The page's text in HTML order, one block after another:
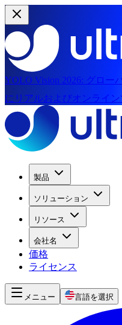
YOLO Vision 2026: グロー
にリアルおよびオンライン
製品
ソリューション
リソース
会社名
価格
ライセンス
メニュー 言語を選択